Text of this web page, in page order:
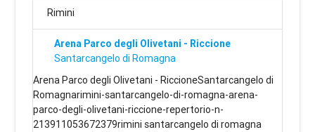
Rimini
Arena Parco degli Olivetani - Riccione
Santarcangelo di Romagna
Arena Parco degli Olivetani - RiccioneSantarcangelo di
Romagnarimini-santarcangelo-di-romagna-arena-
parco-degli-olivetani-riccione-repertorio-n-
213911053672379rimini santarcangelo di romagna